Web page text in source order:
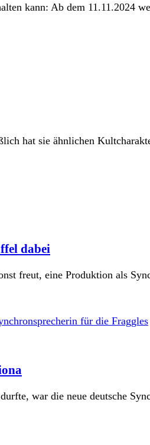
kann: Ab dem 11.11.2024
hat sie ähnlichen
dabei
freut, eine Produktion als
war die neue deutsche